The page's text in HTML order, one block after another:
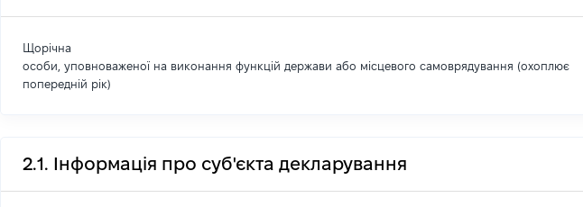
Щорічна
особи, уповноваженої на виконання функцій держави або місцевого самоврядування (охоплює
попередній рік)
2.1. Інформація про суб'єкта декларування